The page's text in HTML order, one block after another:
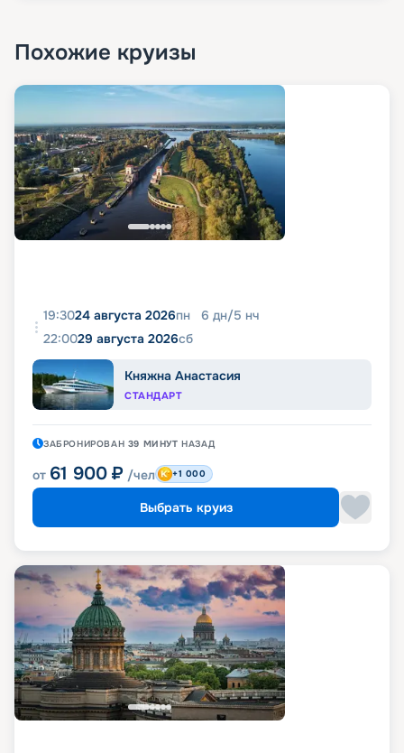
Похожие круизы
19:3024 августа 2026пн 6 дн/5 нч
22:0029 августа 2026сб
Княжна Анастасия
СТАНДАРТ
ЗАБРОНИРОВАН 39 МИНУТ НАЗАД
от 61 900 ₽ /чел +1 000
Выбрать круиз